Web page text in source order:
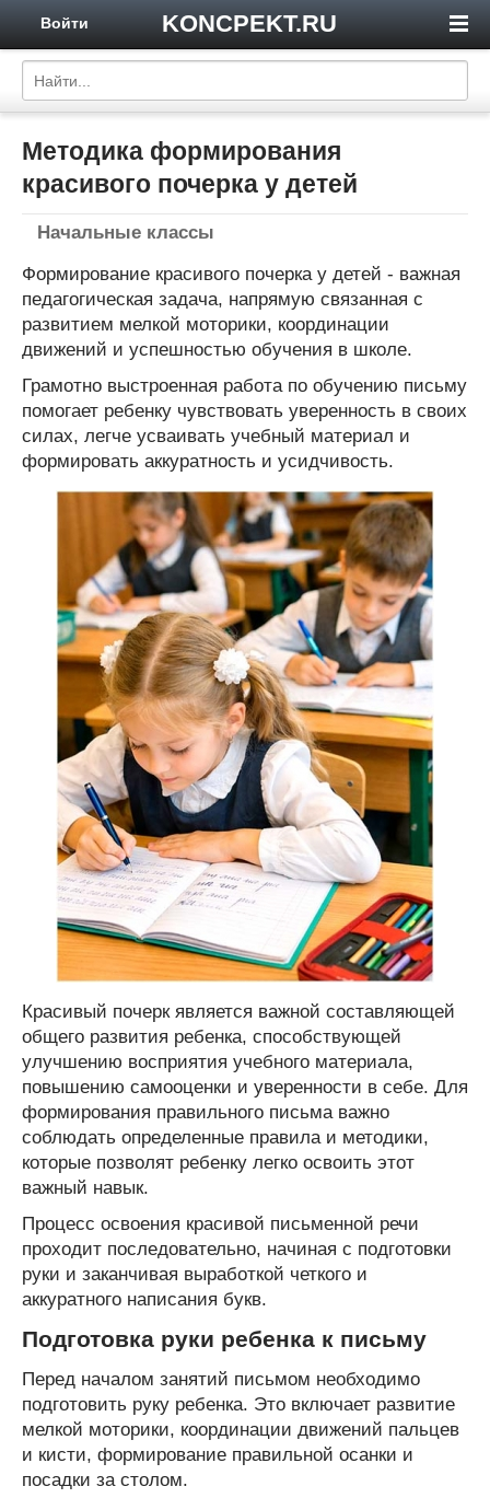
KONCPEKT.RU
Войти
Методика формирования
красивого почерка у детей
Начальные классы
Формирование красивого почерка у детей - важная
педагогическая задача, напрямую связанная с
развитием мелкой моторики, координации
движений и успешностью обучения в школе.
Грамотно выстроенная работа по обучению письму
помогает ребенку чувствовать уверенность в своих
силах, легче усваивать учебный материал и
формировать аккуратность и усидчивость.
Красивый почерк является важной составляющей
общего развития ребенка, способствующей
улучшению восприятия учебного материала,
повышению самооценки и уверенности в себе. Для
формирования правильного письма важно
соблюдать определенные правила и методики,
которые позволят ребенку легко освоить этот
важный навык.
Процесс освоения красивой письменной речи
проходит последовательно, начиная с подготовки
руки и заканчивая выработкой четкого и
аккуратного написания букв.
Подготовка руки ребенка к письму
Перед началом занятий письмом необходимо
подготовить руку ребенка. Это включает развитие
мелкой моторики, координации движений пальцев
и кисти, формирование правильной осанки и
посадки за столом.